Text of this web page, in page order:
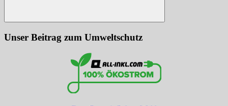
Suchen
Unser Beitrag zum Umweltschutz